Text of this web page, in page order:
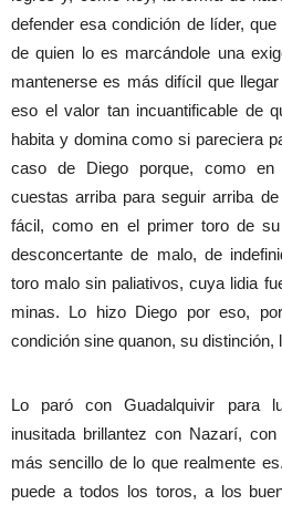
defender esa condición de líder,
de quien lo es marcándole una
mantenerse es más difícil que
eso el valor tan incuantificable de
habita y domina como si pareciera
caso de Diego porque, como
cuestas arriba para seguir arriba
fácil, como en el primer toro de
desconcertante de malo, de
toro malo sin paliativos, cuya lidia
minas. Lo hizo Diego por eso,
condición sine quanon, su distinción,
Lo paró con Guadalquivir para
inusitada brillantez con Nazarí,
más sencillo de lo que realmente
puede a todos los toros, a los